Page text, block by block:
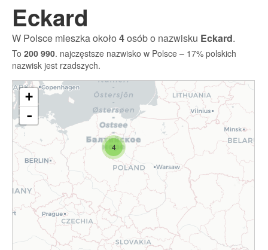
Eckard
W Polsce mieszka około4osób o nazwisku Eckard.
To 200 990. najczęstsze nazwisko w Polsce – 17% polskich
nazwisk jest rzadszych.
4
+
-